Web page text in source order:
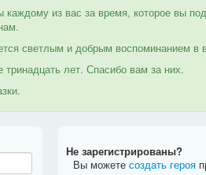
из вас за время, которое вы
светлым и добрым воспоминанием
лет. Спасибо вам за них.
Не зарегистрированы?
Вы можете создать героя